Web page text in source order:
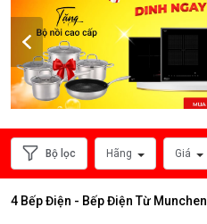
HÃNG
SẢN
XUẤT
Bộ lọc Hãng Giá
4 Bếp Điện - Bếp Điện Từ Munchen